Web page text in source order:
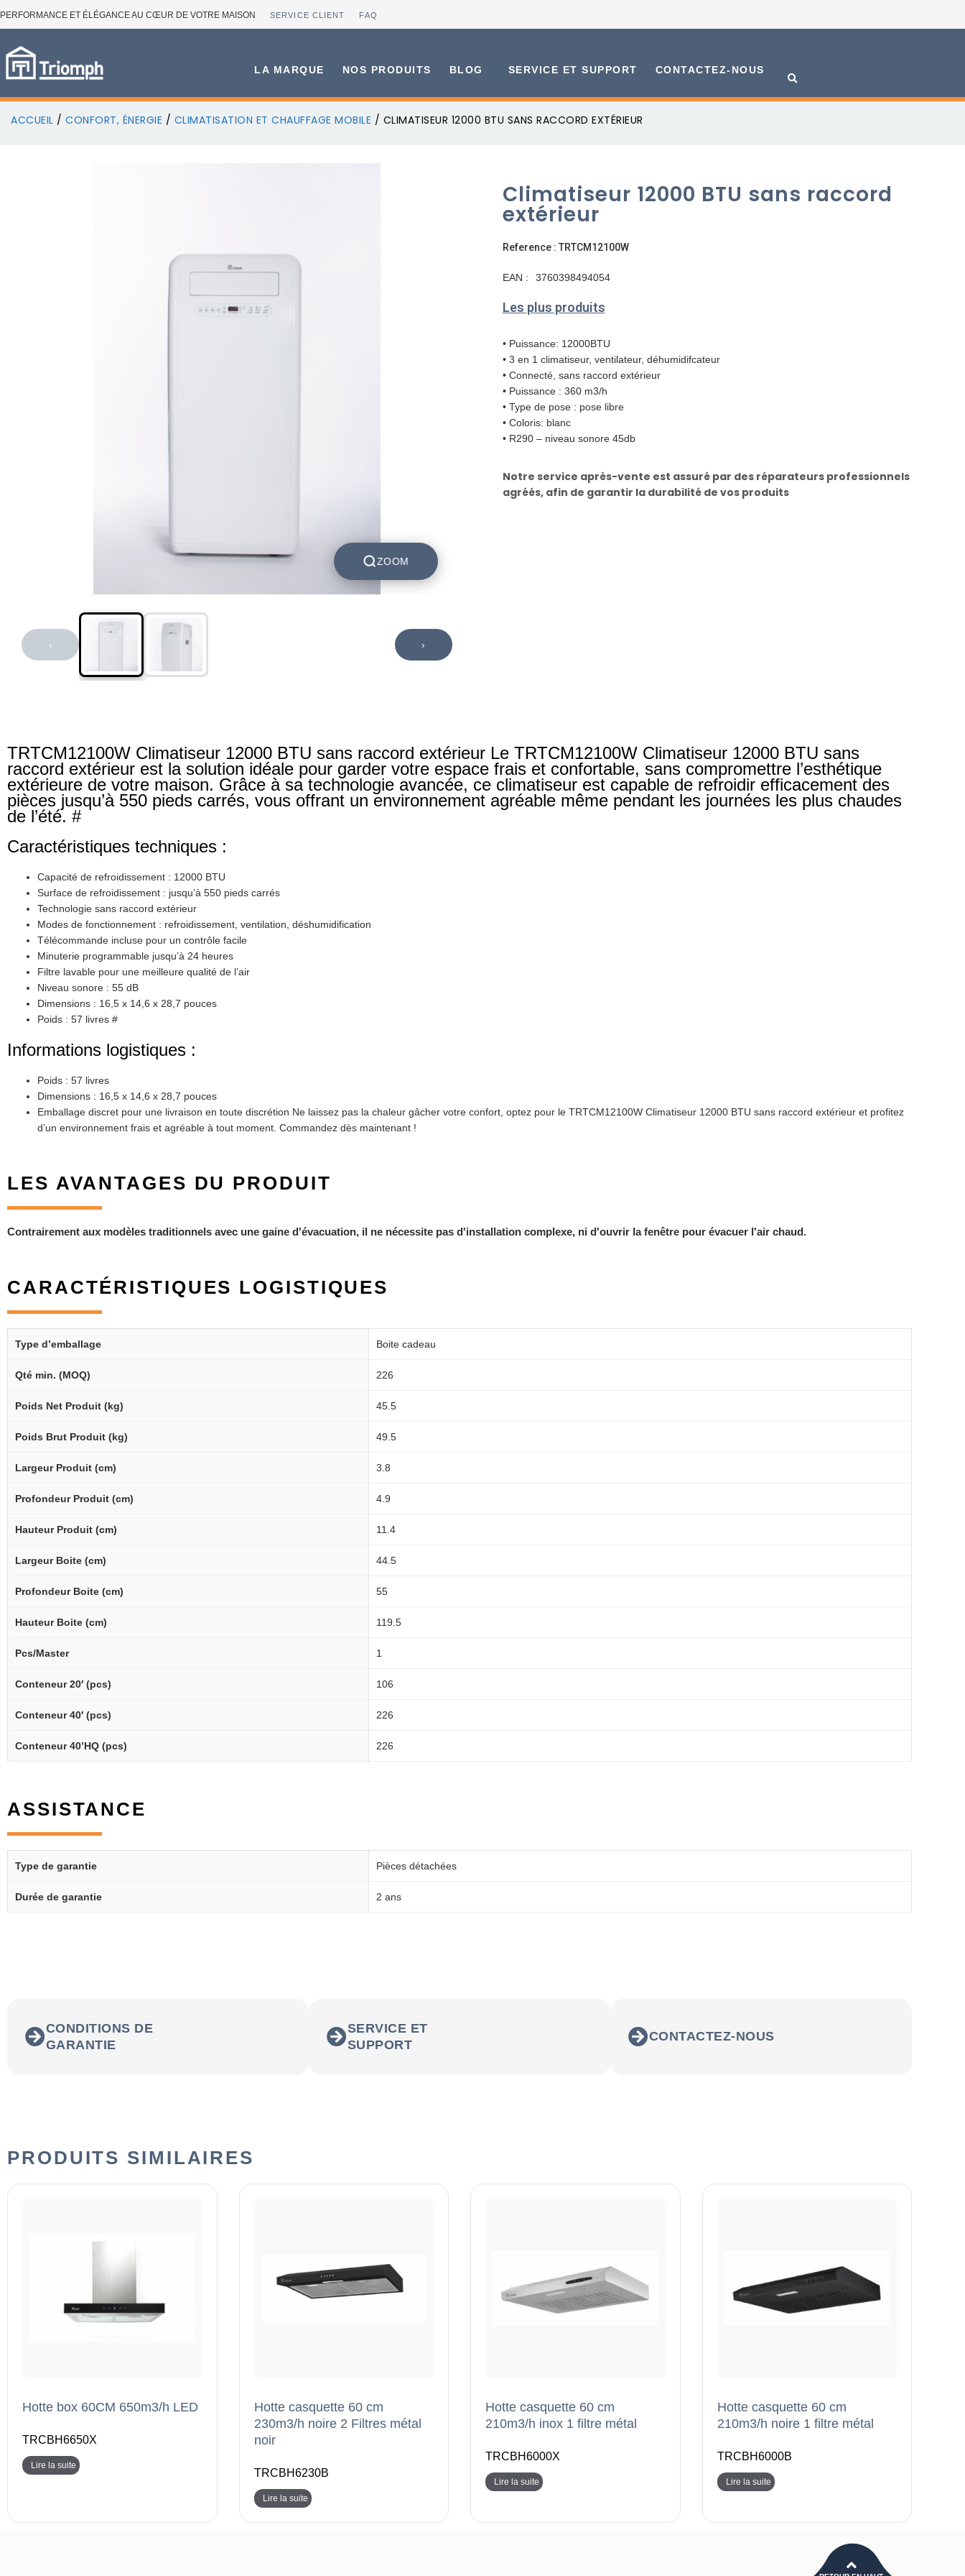
PERFORMANCE ET ÉLÉGANCE AU CŒUR DE VOTRE MAISON SERVICE CLIENT FAQ
LA MARQUE NOS PRODUITS BLOG SERVICE ET SUPPORT CONTACTEZ-NOUS
ACCUEIL / CONFORT, ÉNERGIE / CLIMATISATION ET CHAUFFAGE MOBILE / CLIMATISEUR 12000 BTU SANS RACCORD EXTÉRIEUR
ZOOM
‹ ›
Climatiseur 12000 BTU sans raccord
extérieur
Reference : TRTCM12100W
EAN : 3760398494054
Les plus produits
• Puissance: 12000BTU
• 3 en 1 climatiseur, ventilateur, déhumidifcateur
• Connecté, sans raccord extérieur
• Puissance : 360 m3/h
• Type de pose : pose libre
• Coloris: blanc
• R290 – niveau sonore 45db
Notre service après-vente est assuré par des réparateurs professionnels
agréés, afin de garantir la durabilité de vos produits
TRTCM12100W Climatiseur 12000 BTU sans raccord extérieur Le TRTCM12100W Climatiseur 12000 BTU sans
raccord extérieur est la solution idéale pour garder votre espace frais et confortable, sans compromettre l’esthétique
extérieure de votre maison. Grâce à sa technologie avancée, ce climatiseur est capable de refroidir efficacement des
pièces jusqu’à 550 pieds carrés, vous offrant un environnement agréable même pendant les journées les plus chaudes
de l’été. #
Caractéristiques techniques :
Capacité de refroidissement : 12000 BTU
Surface de refroidissement : jusqu’à 550 pieds carrés
Technologie sans raccord extérieur
Modes de fonctionnement : refroidissement, ventilation, déshumidification
Télécommande incluse pour un contrôle facile
Minuterie programmable jusqu’à 24 heures
Filtre lavable pour une meilleure qualité de l’air
Niveau sonore : 55 dB
Dimensions : 16,5 x 14,6 x 28,7 pouces
Poids : 57 livres #
Informations logistiques :
Poids : 57 livres
Dimensions : 16,5 x 14,6 x 28,7 pouces
Emballage discret pour une livraison en toute discrétion Ne laissez pas la chaleur gâcher votre confort, optez pour le TRTCM12100W Climatiseur 12000 BTU sans raccord extérieur et profitez
d’un environnement frais et agréable à tout moment. Commandez dès maintenant !
LES AVANTAGES DU PRODUIT
Contrairement aux modèles traditionnels avec une gaine d'évacuation, il ne nécessite pas d'installation complexe, ni d'ouvrir la fenêtre pour évacuer l'air chaud.
CARACTÉRISTIQUES LOGISTIQUES
Type d’emballage Boite cadeau
Qté min. (MOQ) 226
Poids Net Produit (kg) 45.5
Poids Brut Produit (kg) 49.5
Largeur Produit (cm) 3.8
Profondeur Produit (cm) 4.9
Hauteur Produit (cm) 11.4
Largeur Boite (cm) 44.5
Profondeur Boite (cm) 55
Hauteur Boite (cm) 119.5
Pcs/Master 1
Conteneur 20′ (pcs) 106
Conteneur 40′ (pcs) 226
Conteneur 40’HQ (pcs) 226
ASSISTANCE
Type de garantie Pièces détachées
Durée de garantie 2 ans
CONDITIONS DE
GARANTIE
SERVICE ET
SUPPORT
CONTACTEZ-NOUS
PRODUITS SIMILAIRES
Hotte box 60CM 650m3/h LED
TRCBH6650X
Lire la suite
Hotte casquette 60 cm
230m3/h noire 2 Filtres métal
noir
TRCBH6230B
Lire la suite
Hotte casquette 60 cm
210m3/h inox 1 filtre métal
TRCBH6000X
Lire la suite
Hotte casquette 60 cm
210m3/h noire 1 filtre métal
TRCBH6000B
Lire la suite